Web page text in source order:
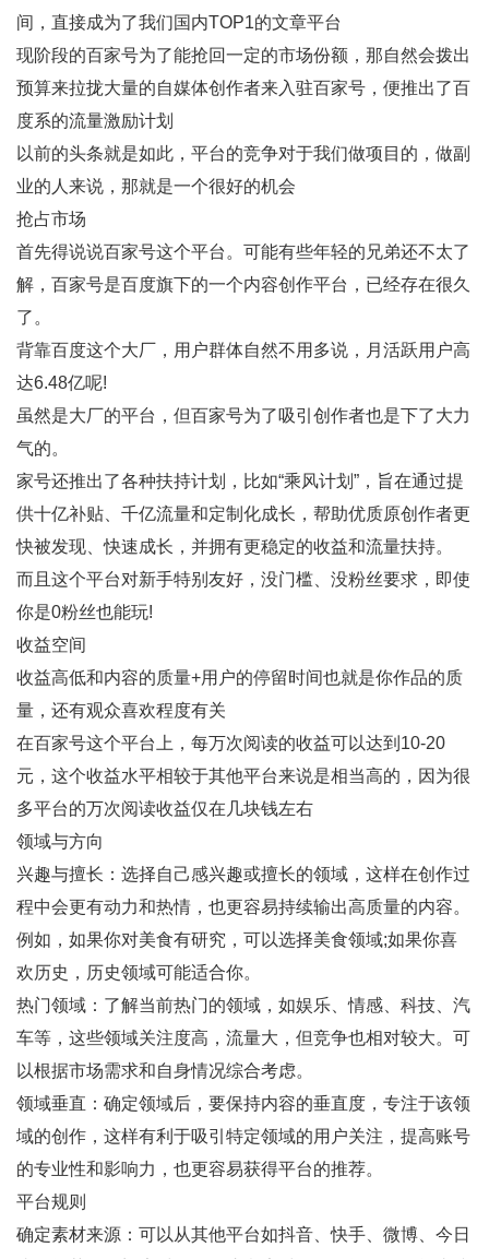
间，直接成为了我们国内TOP1的文章平台
现阶段的百家号为了能抢回一定的市场份额，那自然会拨出
预算来拉拢大量的自媒体创作者来入驻百家号，便推出了百
度系的流量激励计划
以前的头条就是如此，平台的竞争对于我们做项目的，做副
业的人来说，那就是一个很好的机会
抢占市场
首先得说说百家号这个平台。可能有些年轻的兄弟还不太了
解，百家号是百度旗下的一个内容创作平台，已经存在很久
了。
背靠百度这个大厂，用户群体自然不用多说，月活跃用户高
达6.48亿呢!
虽然是大厂的平台，但百家号为了吸引创作者也是下了大力
气的。
家号还推出了各种扶持计划，比如“乘风计划”，旨在通过提
供十亿补贴、千亿流量和定制化成长，帮助优质原创作者更
快被发现、快速成长，并拥有更稳定的收益和流量扶持。
而且这个平台对新手特别友好，没门槛、没粉丝要求，即使
你是0粉丝也能玩!
收益空间
收益高低和内容的质量+用户的停留时间也就是你作品的质
量，还有观众喜欢程度有关
在百家号这个平台上，每万次阅读的收益可以达到10-20
元，这个收益水平相较于其他平台来说是相当高的，因为很
多平台的万次阅读收益仅在几块钱左右
领域与方向
兴趣与擅长：选择自己感兴趣或擅长的领域，这样在创作过
程中会更有动力和热情，也更容易持续输出高质量的内容。
例如，如果你对美食有研究，可以选择美食领域;如果你喜
欢历史，历史领域可能适合你。
热门领域：了解当前热门的领域，如娱乐、情感、科技、汽
车等，这些领域关注度高，流量大，但竞争也相对较大。可
以根据市场需求和自身情况综合考虑。
领域垂直：确定领域后，要保持内容的垂直度，专注于该领
域的创作，这样有利于吸引特定领域的用户关注，提高账号
的专业性和影响力，也更容易获得平台的推荐。
平台规则
确定素材来源：可以从其他平台如抖音、快手、微博、今日